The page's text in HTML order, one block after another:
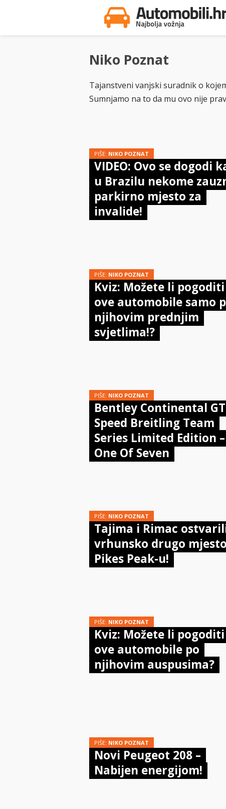
Niko Poznat
Tajanstveni vanjski suradnik o
Sumnjamo na to da mu ovo nije
PIŠE: NIKO POZNAT
VIDEO: Ovo se dogodi
u Brazilu nekome
parkirno mjesto za
invalide!
PIŠE: NIKO POZNAT
Kviz: Možete li pogoditi
ove automobile samo
njihovim prednjim
svjetlima!?
PIŠE: NIKO POZNAT
Bentley Continental GT
Speed Breitling Team
Series Limited Edition –
One Of Seven
PIŠE: NIKO POZNAT
Tajima i Rimac
vrhunsko drugo
Pikes Peak-u!
PIŠE: NIKO POZNAT
Kviz: Možete li pogoditi
ove automobile po
njihovim auspusima?
PIŠE: NIKO POZNAT
Novi Peugeot 208 –
Nabijen energijom!